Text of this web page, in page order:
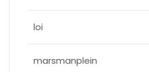
loi
marsmanplein